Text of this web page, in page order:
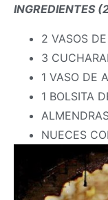
INGREDIENTES
2 VASOS
3
1 VASO DE
1 BOLSITA
NUECES